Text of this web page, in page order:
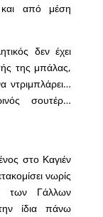
από μέση
δεν έχει
της μπάλας,
ντριμπλάρει…
σουτέρ…
στο Καγιέν
νωρίς
των Γάλλων
ίδια πάνω